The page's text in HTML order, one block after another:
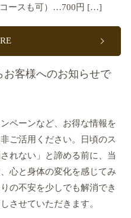
コースも可）…700円 […]
お客様へのお知らせで
ペーンなど、お得な情報を
ご活用ください。日頃のス
れない」と諦める前に、当
心と身体の変化を感じてみ
の不安を少しでも解消でき
させていただきます。